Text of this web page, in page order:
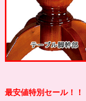
最安値特別セール！！